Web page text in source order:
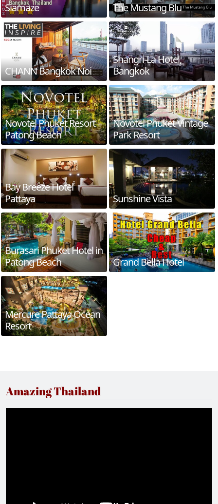
Siamaze The Mustang Blu
CHANN Bangkok Noi
Shangri-La Hotel,
Bangkok
Novotel Phuket Resort –
Patong Beach
Novotel Phuket Vintage
Park Resort
Bay Breeze Hotel
Pattaya
Sunshine Vista
Burasari Phuket Hotel in
Patong Beach
Grand Bella Hotel
Mercure Pattaya Ocean
Resort
Amazing Thailand